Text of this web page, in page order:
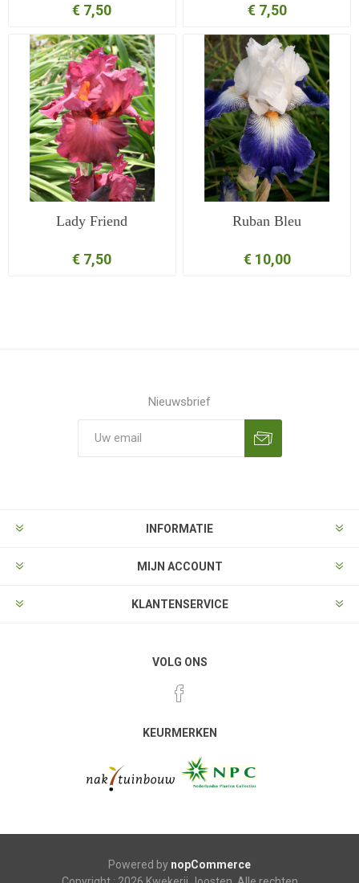
€ 7,50 € 7,50
Lady Friend
€ 7,50
Ruban Bleu
€ 10,00
Nieuwsbrief
INFORMATIE
MIJN ACCOUNT
KLANTENSERVICE
VOLG ONS
KEURMERKEN
Powered by nopCommerce